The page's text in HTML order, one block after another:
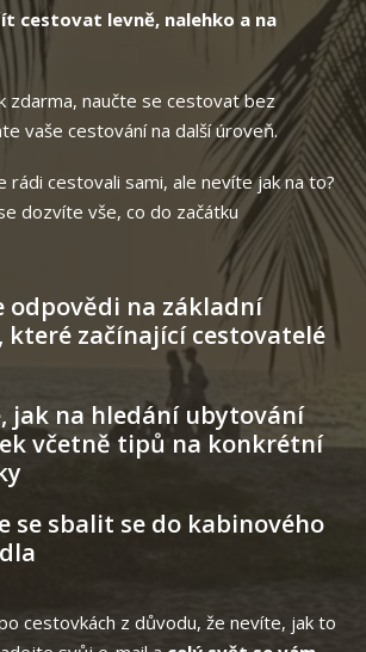
cestovat levně, nalehko a na
zdarma, naučte se cestovat bez
vaše cestování na další úroveň.
rádi cestovali sami, ale nevíte jak na to?
dozvíte vše, co do začátku
odpovědi na základní
které začínající cestovatelé
jak na hledání ubytování
včetně tipů na konkrétní
se sbalit se do kabinového
cestovkách z důvodu, že nevíte, jak to